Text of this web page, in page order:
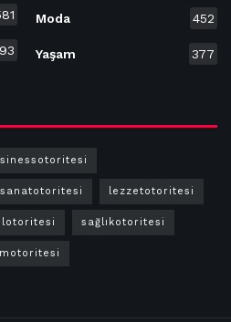
Moda 452
Yaşam 377
lezzetotoritesi
sağlıkotoritesi